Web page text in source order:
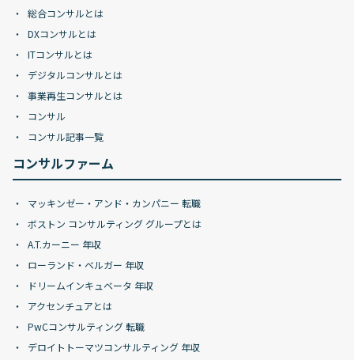
総合コンサルとは
DXコンサルとは
ITコンサルとは
デジタルコンサルとは
事業再生コンサルとは
コンサル
コンサル記事一覧
コンサルファーム
マッキンゼー・アンド・カンパニー 転職
ボストン コンサルティング グループとは
A.T.カーニー 年収
ローランド・ベルガー 年収
ドリームインキュベータ 年収
アクセンチュアとは
PwCコンサルティング 転職
デロイトトーマツコンサルティング 年収